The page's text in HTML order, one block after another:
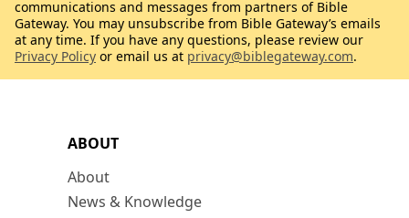
ABOUT
About
News & Knowledge
communications and messages from partners of Bible
Gateway. You may unsubscribe from Bible Gateway’s emails
at any time. If you have any questions, please review our
Privacy Policy or email us at privacy@biblegateway.com.